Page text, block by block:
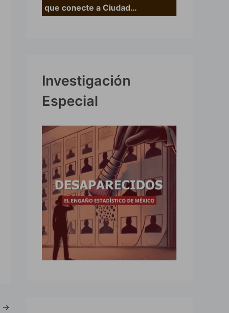
→
que conecte a Ciudad…
Investigación
Especial